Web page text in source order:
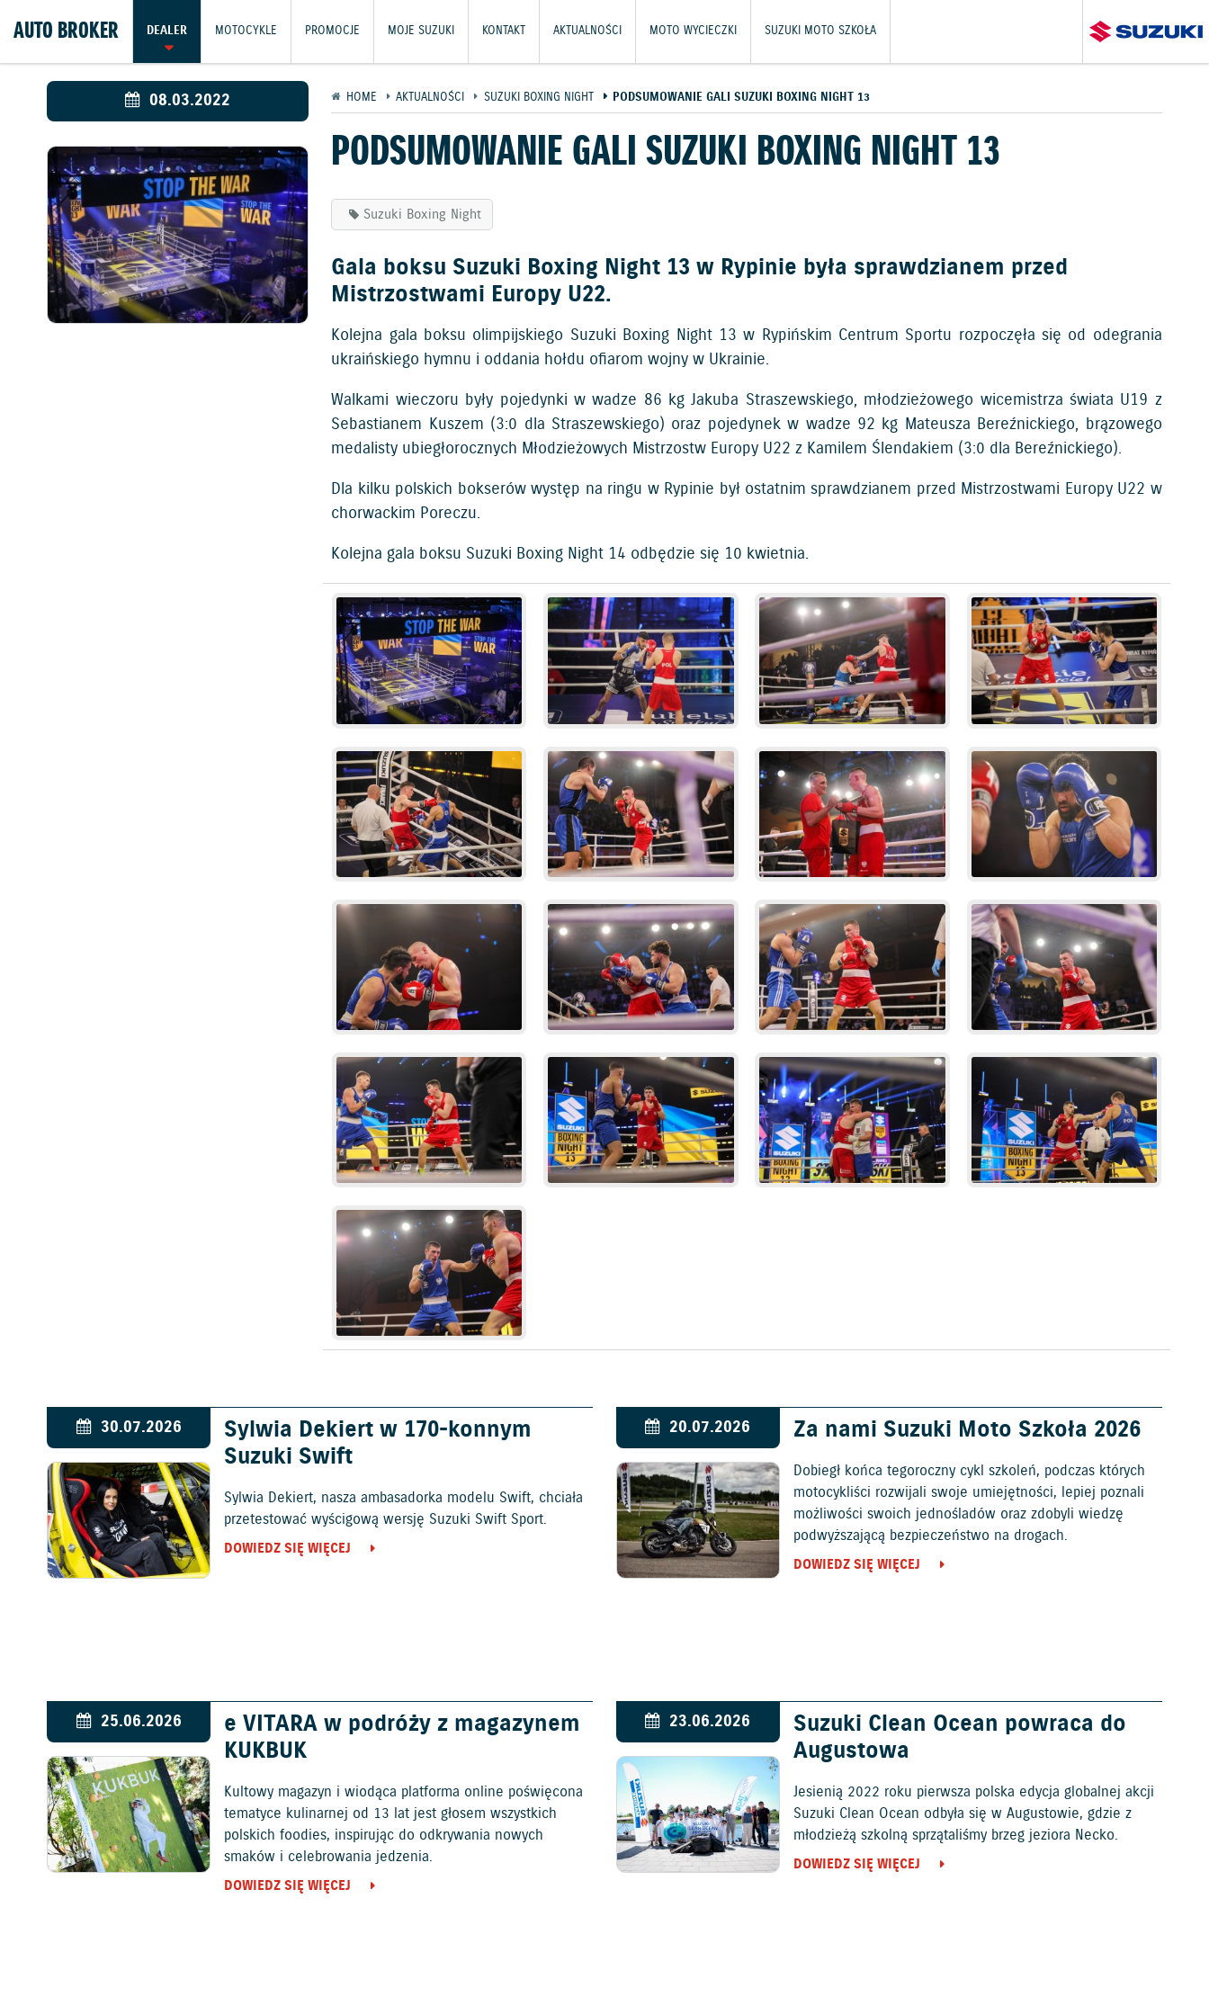
AUTO BROKER DEALER MOTOCYKLE PROMOCJE MOJE SUZUKI KONTAKT AKTUALNOŚCI MOTO WYCIECZKI SUZUKI MOTO SZKOŁA
08.03.2022 HOME AKTUALNOŚCI SUZUKI BOXING NIGHT PODSUMOWANIE GALI SUZUKI BOXING NIGHT 13
PODSUMOWANIE GALI SUZUKI BOXING NIGHT 13
Suzuki Boxing Night
Gala boksu Suzuki Boxing Night 13 w Rypinie była sprawdzianem przed
Mistrzostwami Europy U22.
Kolejna gala boksu olimpijskiego Suzuki Boxing Night 13 w Rypińskim Centrum Sportu rozpoczęła się od odegrania
ukraińskiego hymnu i oddania hołdu ofiarom wojny w Ukrainie.
Walkami wieczoru były pojedynki w wadze 86 kg Jakuba Straszewskiego, młodzieżowego wicemistrza świata U19 z
Sebastianem Kuszem (3:0 dla Straszewskiego) oraz pojedynek w wadze 92 kg Mateusza Bereźnickiego, brązowego
medalisty ubiegłorocznych Młodzieżowych Mistrzostw Europy U22 z Kamilem Ślendakiem (3:0 dla Bereźnickiego).
Dla kilku polskich bokserów występ na ringu w Rypinie był ostatnim sprawdzianem przed Mistrzostwami Europy U22 w
chorwackim Poreczu.
Kolejna gala boksu Suzuki Boxing Night 14 odbędzie się 10 kwietnia.
30.07.2026
Sylwia Dekiert w 170-konnym
Suzuki Swift
Sylwia Dekiert, nasza ambasadorka modelu Swift, chciała
przetestować wyścigową wersję Suzuki Swift Sport.
DOWIEDZ SIĘ WIĘCEJ
20.07.2026 Za nami Suzuki Moto Szkoła 2026
Dobiegł końca tegoroczny cykl szkoleń, podczas których
motocykliści rozwijali swoje umiejętności, lepiej poznali
możliwości swoich jednośladów oraz zdobyli wiedzę
podwyższającą bezpieczeństwo na drogach.
DOWIEDZ SIĘ WIĘCEJ
25.06.2026
e VITARA w podróży z magazynem
KUKBUK
Kultowy magazyn i wiodąca platforma online poświęcona
tematyce kulinarnej od 13 lat jest głosem wszystkich
polskich foodies, inspirując do odkrywania nowych
smaków i celebrowania jedzenia.
DOWIEDZ SIĘ WIĘCEJ
23.06.2026
Suzuki Clean Ocean powraca do
Augustowa
Jesienią 2022 roku pierwsza polska edycja globalnej akcji
Suzuki Clean Ocean odbyła się w Augustowie, gdzie z
młodzieżą szkolną sprzątaliśmy brzeg jeziora Necko.
DOWIEDZ SIĘ WIĘCEJ